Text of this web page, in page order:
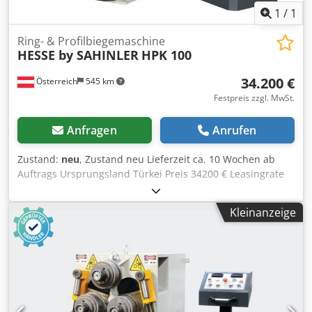
1 / 1
Österreich 545 km
Ring- & Profilbiegemaschine
HESSE by SAHINLER HPK 100
34.200 €
Festpreis zzgl. MwSt.
Anfragen Anrufen
Zustand: neu, Zustand neu Lieferzeit ca. 10 Wochen ab
Auftrags Ursprungsland Türkei Preis 34200 € Leasingrate
653.22 € Wellendurchmesser 100 mm Walzendurchmesser
315 mm Angetriebene Walzen 3 Motorleistung 7.5 kW
Geschwindigkeit 7 m/min Flacheisen hochkant
(Querschnitt / min. Durchmesse 100x20 mm / 800 mm;
30x10 Flacheisen liegend (Querschnitt / min. Durchmesser
200x30 mm / 1.200 mm; 160 Quadratstahl (Querschnitt /
min. Durchmesser) 60x60 mm / 750 mm; 15x15 Rundstahl
(Querschnitt / min. Durchmesser) Ø 75 mm / 800 mm; Ø 15
mm Rohr (Querschnitt / min. Durchmesser) Ø 125x2,5 mm
Kleinanzeige